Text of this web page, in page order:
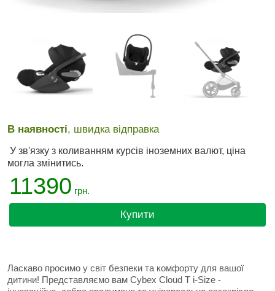
В наявності, швидка відправка
У зв'язку з коливанням курсів іноземних валют, ціна
могла змінитись.
11390 грн.
Купити
Ласкаво просимо у світ безпеки та комфорту для вашої
дитини! Представляємо вам Cybex Cloud T i-Size -